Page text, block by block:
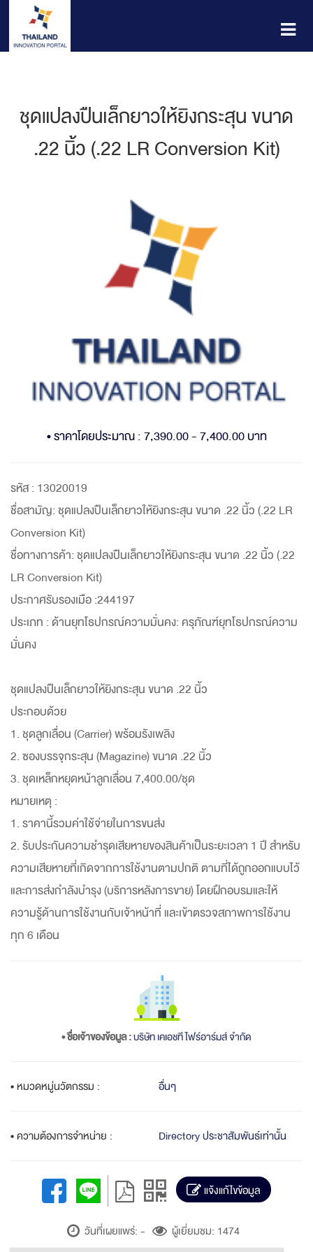
ชุดแปลงปืนเล็กยาวให้ยิงกระสุน ขนาด
.22 นิ้ว (.22 LR Conversion Kit)
• ราคาโดยประมาณ : 7,390.00 - 7,400.00 บาท
รหัส : 13020019
ชื่อสามัญ: ชุดแปลงปืนเล็กยาวให้ยิงกระสุน ขนาด .22 นิ้ว (.22 LR
Conversion Kit)
ชื่อทางการค้า: ชุดแปลงปืนเล็กยาวให้ยิงกระสุน ขนาด .22 นิ้ว (.22
LR Conversion Kit)
ประกาศรับรองเมือ :244197
ประเภท : ด้านยุทโธปกรณ์ความมั่นคง: ครุภัณฑ์ยุทโธปกรณ์ความ
มั่นคง
ชุดแปลงปืนเล็กยาวให้ยิงกระสุน ขนาด .22 นิ้ว
ประกอบด้วย
1. ชุดลูกเลื่อน (Carrier) พร้อมรังเพลิง
2. ซองบรรจุกระสุน (Magazine) ขนาด .22 นิ้ว
3. ชุดเหล็กหยุดหน้าลูกเลื่อน 7,400.00/ชุด
หมายเหตุ :
1. ราคานี้รวมค่าใช้จ่ายในการขนส่ง
2. รับประกันความชำรุดเสียหายของสินค้าเป็นระยะเวลา 1 ปี สำหรับ
ความเสียหายที่เกิดจากการใช้งานตามปกติ ตามที่ได้ถูกออกแบบไว้
และการส่งกำลังบำรุง (บริการหลังการขาย) โดยฝึกอบรมและให้
ความรู้ด้านการใช้งานกับเจ้าหน้าที่ และเข้าตรวจสภาพการใช้งาน
ทุก 6 เดือน
• ชื่อเจ้าของข้อมูล :บริษัท เคเอชที ไฟร์อาร์มส์ จำกัด
• หมวดหมู่นวัตกรรม : อื่นๆ
• ความต้องการจำหน่าย : Directory ประชาสัมพันธ์เท่านั้น
แจ้งแก้ไขข้อมูล
วันที่เผยแพร่: - ผู้เยี่ยมชม: 1474